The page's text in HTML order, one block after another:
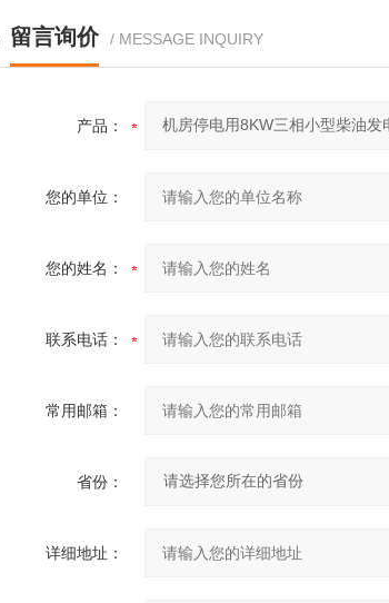
留言询价 / MESSAGE INQUIRY
产品：
您的单位：
您的姓名：
联系电话：
常用邮箱：
省份：
详细地址：